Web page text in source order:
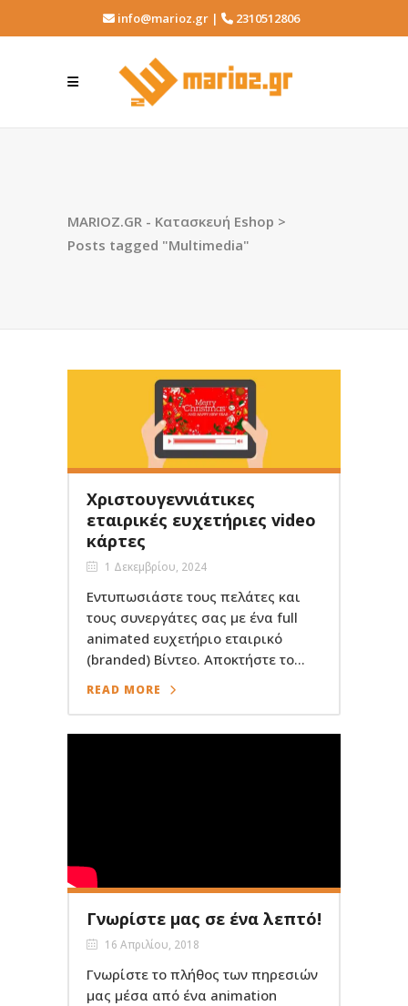
info@marioz.gr | 2310512806
MARIOZ.GR - Κατασκευή Eshop >
Posts tagged "Multimedia"
Χριστουγεννιάτικες
εταιρικές ευχετήριες video
κάρτες
1 Δεκεμβρίου, 2024
Εντυπωσιάστε τους πελάτες και
τους συνεργάτες σας με ένα full
animated ευχετήριο εταιρικό
(branded) Βίντεο. Αποκτήστε το...
READ MORE
Γνωρίστε μας σε ένα λεπτό!
16 Απριλίου, 2018
Γνωρίστε το πλήθος των πηρεσιών
μας μέσα από ένα animation